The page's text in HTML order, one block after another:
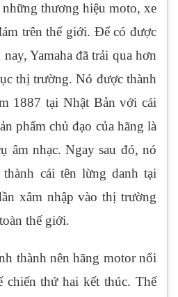
thương hiệu moto, xe
trên thế giới. Để có được
Yamaha đã trải qua hơn
thị trường. Nó được thành
1887 tại Nhật Bản với cái
phẩm chủ đạo của hãng là
âm nhạc. Ngay sau đó, nó
cái tên lừng danh tại
xâm nhập vào thị trường
thế giới.
thành nên hãng motor nổi
chiến thứ hai kết thúc. Thế